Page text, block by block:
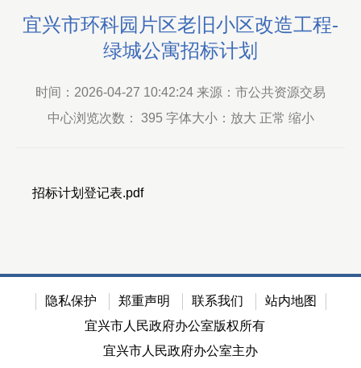
宜兴市环科园片区老旧小区改造工程-
绿城公寓招标计划
时间：2026-04-27 10:42:24 来源：市公共资源交易
中心浏览次数： 395 字体大小：放大 正常 缩小
招标计划登记表.pdf
隐私保护 郑重声明 联系我们
站内地图
宜兴市人民政府办公室版权所有
宜兴市人民政府办公室主办